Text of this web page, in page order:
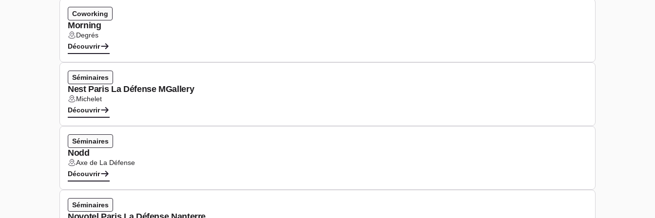
Coworking
Morning
Lieu :Degrés
Découvrir
Séminaires
Nest Paris La Défense MGallery
Lieu :Michelet
Découvrir
Séminaires
Nodd
Lieu :Axe de La Défense
Découvrir
Séminaires